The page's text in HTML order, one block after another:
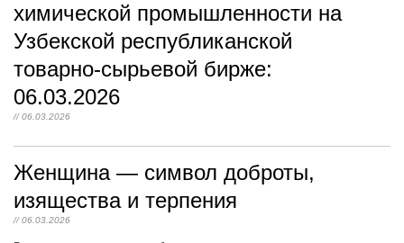
химической промышленности на
Узбекской республиканской
товарно-сырьевой бирже:
06.03.2026
// 06.03.2026
Женщина — символ доброты,
изящества и терпения
// 06.03.2026